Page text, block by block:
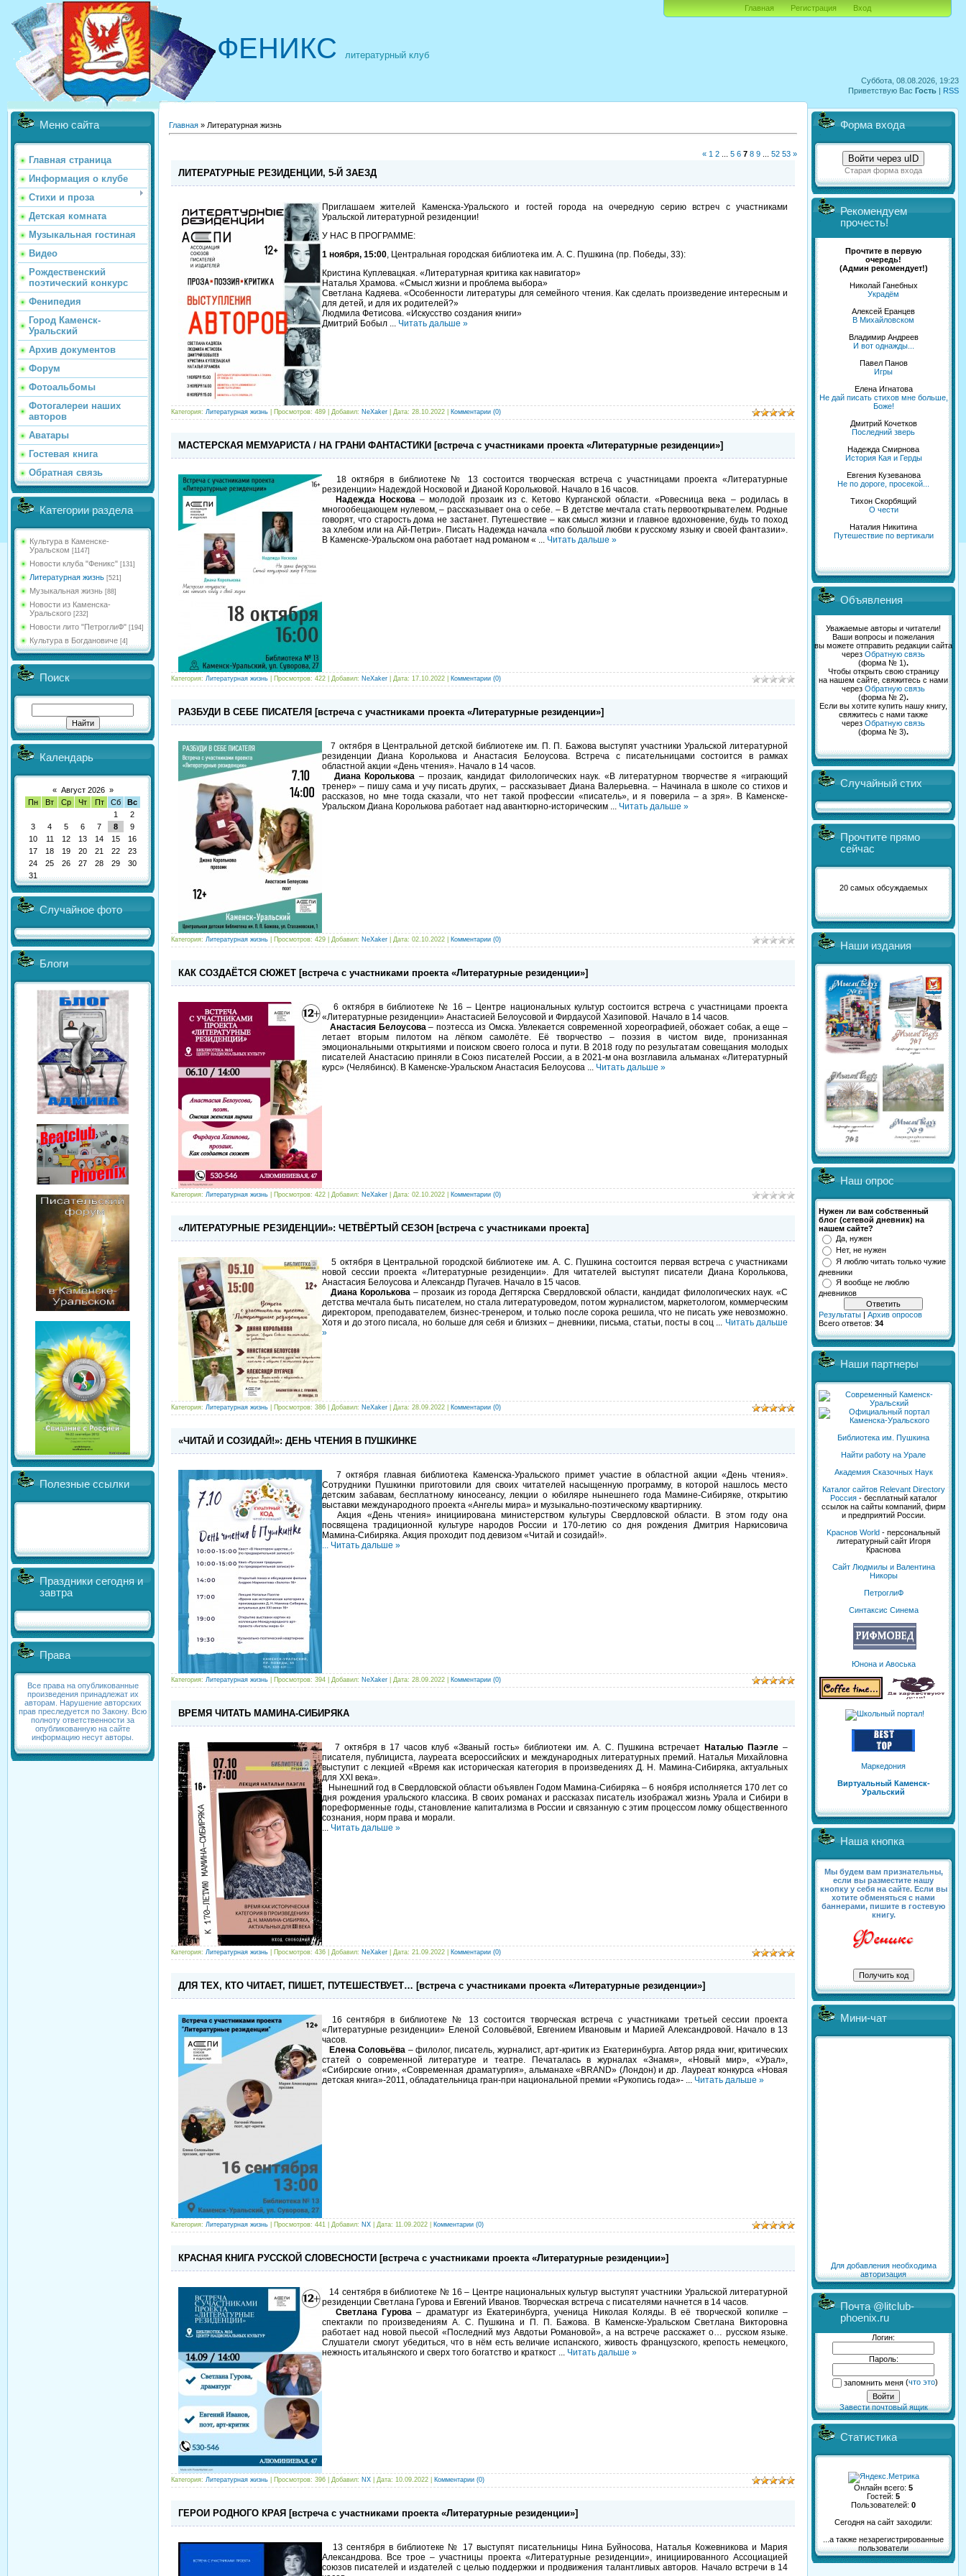
Суббота, 08.08.2026, 19:23
Приветствую Вас Гость | RSS
ФЕНИКС литературный клуб
Главная Регистрация Вход
Меню сайта
Главная страница
Информация о клубе
Стихи и проза
Детская комната
Музыкальная гостиная
Видео
Рождественский
поэтический конкурс
Фенипедия
Город Каменск-
Уральский
Архив документов
Форум
Фотоальбомы
Фотогалереи наших
авторов
Аватары
Гостевая книга
Обратная связь
Категории раздела
Культура в Каменске-
Уральском [1147]
Новости клуба "Феникс" [131]
Литературная жизнь [521]
Музыкальная жизнь [88]
Новости из Каменска-
Уральского [232]
Новости лито "ПетроглиФ" [194]
Культура в Богдановиче [4]
Поиск
Календарь
« Август 2026 »
Пн
Вт Ср Чт Пт Сб
Вс
1
2
3
4 5 6 7 8
9
10
11 12 13 14 15
16
17
18 19 20 21 22
23
24
25 26 27 28 29
30
31
Случайное фото
Блоги
Полезные ссылки
Праздники сегодня и
завтра
Права
Все права на опубликованные
произведения принадлежат их
авторам. Нарушение авторских
прав преследуется по Закону. Всю
полноту ответственности за
опубликованную на сайте
информацию несут авторы.
Главная » Литературная жизнь
« 1 2 5 6 7 8 9 52 53 »
ЛИТЕРАТУРНЫЕ РЕЗИДЕНЦИИ, 5-Й ЗАЕЗД
Приглашаем жителей Каменска-Уральского и гостей города на очередную серию встреч с участниками
Уральской литературной резиденции!
У НАС В ПРОГРАММЕ:
1 ноября, 15:00, Центральная городская библиотека им. А. С. Пушкина (пр. Победы, 33):
Кристина Куплевацкая. «Литературная критика как навигатор»
Наталья Храмова. «Смысл жизни и проблема выбора»
Светлана Кадяева. «Особенности литературы для семейного чтения. Как сделать произведение интересным и
для детей, и для их родителей?»
Людмила Фетисова. «Искусство создания книги»
Дмитрий Бобыл ... Читать дальше »
Категория: Литературная жизнь | Просмотров: 489 | Добавил: NeXaker | Дата: 28.10.2022 Комментарии (0)
МАСТЕРСКАЯ МЕМУАРИСТА / НА ГРАНИ ФАНТАСТИКИ [встреча с участниками проекта «Литературные резиденции»]
18 октября в библиотеке № 13 состоится творческая встреча с участницами проекта «Литературные
резиденции» Надеждой Носковой и Дианой Корольковой. Начало в 16 часов.
Надежда Носкова– молодой прозаик из с. Кетово Курганской области. «Ровесница века – родилась в
многообещающем нулевом, – рассказывает она о себе. – В детстве мечтала стать первооткрывателем. Родные
говорят, что старость дома не застанет. Путешествие – как смысл жизни и главное вдохновение, будь то поход
за хлебом или на Ай-Петри». Писать Надежда начала «по большой любви к русскому языку и своей фантазии».
В Каменске-Уральском она работает над романом « ... Читать дальше »
Категория: Литературная жизнь | Просмотров: 422 | Добавил: NeXaker | Дата: 17.10.2022 Комментарии (0)
РАЗБУДИ В СЕБЕ ПИСАТЕЛЯ [встреча с участниками проекта «Литературные резиденции»]
7 октября в Центральной детской библиотеке им. П. П. Бажова выступят участники Уральской литературной
резиденции Диана Королькова и Анастасия Белоусова. Встреча с писательницами состоится в рамках
областной акции «День чтения». Начало в 14 часов.
Диана Королькова – прозаик, кандидат филологических наук. «В литературном творчестве я «играющий
тренер» – пишу сама и учу писать других, – рассказывает Диана Валерьевна. – Начинала в школе со стихов и
рассказов, но мне тогда сказали, что нет такой профессии «писатель», и я поверила – а зря». В Каменске-
Уральском Диана Королькова работает над авантюрно-историческим ... Читать дальше »
Категория: Литературная жизнь | Просмотров: 429 | Добавил: NeXaker | Дата: 02.10.2022 Комментарии (0)
КАК СОЗДАЁТСЯ СЮЖЕТ [встреча с участниками проекта «Литературные резиденции»]
6 октября в библиотеке № 16 – Центре национальных культур состоится встреча с участницами проекта
«Литературные резиденции» Анастасией Белоусовой и Фирдаусой Хазиповой. Начало в 14 часов.
Анастасия Белоусова– поэтесса из Омска. Увлекается современной хореографией, обожает собак, а еще –
летает вторым пилотом на лёгком самолёте. Её творчество – поэзия в чистом виде, пронизанная
эмоциональными открытиями и поиском своего голоса и пути. В 2018 году по результатам совещания молодых
писателей Анастасию приняли в Союз писателей России, а в 2021-м она возглавила альманах «Литературный
курс» (Челябинск). В Каменске-Уральском Анастасия Белоусова ... Читать дальше »
Категория: Литературная жизнь | Просмотров: 422 | Добавил: NeXaker | Дата: 02.10.2022 Комментарии (0)
«ЛИТЕРАТУРНЫЕ РЕЗИДЕНЦИИ»: ЧЕТВЁРТЫЙ СЕЗОН [встреча с участниками проекта]
5 октября в Центральной городской библиотеке им. А. С. Пушкина состоится первая встреча с участниками
новой сессии проекта «Литературные резиденции». Для читателей выступят писатели Диана Королькова,
Анастасия Белоусова и Александр Пугачев. Начало в 15 часов.
Диана Королькова– прозаик из города Дегтярска Свердловской области, кандидат филологических наук. «С
детства мечтала быть писателем, но стала литературоведом, потом журналистом, маркетологом, коммерческим
директором, преподавателем, бизнес-тренером, и только после сорока решила, что не писать уже невозможно.
Хотя и до этого писала, но больше для себя и близких – дневники, письма, статьи, посты в соц ... Читать дальше
»
Категория: Литературная жизнь | Просмотров: 386 | Добавил: NeXaker | Дата: 28.09.2022 Комментарии (0)
«ЧИТАЙ И СОЗИДАЙ!»: ДЕНЬ ЧТЕНИЯ В ПУШКИНКЕ
7 октября главная библиотека Каменска-Уральского примет участие в областной акции «День чтения».
Сотрудники Пушкинки приготовили для своих читателей насыщенную программу, в которой нашлось место
детским забавам, бесплатному киносеансу, лекции о юбиляре нынешнего года Мамине-Сибиряке, открытию
выставки международного проекта «Ангелы мира» и музыкально-поэтическому квартирнику.
Акция «День чтения» инициирована министерством культуры Свердловской области. В этом году она
посвящена традиционной культуре народов России и 170-летию со дня рождения Дмитрия Наркисовича
Мамина-Сибиряка. Акция проходит под девизом «Читай и созидай!».
... Читать дальше »
Категория: Литературная жизнь | Просмотров: 394 | Добавил: NeXaker | Дата: 28.09.2022 Комментарии (0)
ВРЕМЯ ЧИТАТЬ МАМИНА-СИБИРЯКА
7 октября в 17 часов клуб «Званый гость» библиотеки им. А. С. Пушкина встречаетНаталью Паэгле –
писателя, публициста, лауреата всероссийских и международных литературных премий. Наталья Михайловна
выступит с лекцией «Время как историческая категория в произведениях Д. Н. Мамина-Сибиряка, актуальных
для XXI века».
Нынешний год в Свердловской области объявлен Годом Мамина-Сибиряка – 6 ноября исполняется 170 лет со
дня рождения уральского классика. В своих романах и рассказах писатель изображал жизнь Урала и Сибири в
пореформенные годы, становление капитализма в России и связанную с этим процессом ломку общественного
сознания, норм права и морали.
... Читать дальше »
Категория: Литературная жизнь | Просмотров: 436 | Добавил: NeXaker | Дата: 21.09.2022 Комментарии (0)
ДЛЯ ТЕХ, КТО ЧИТАЕТ, ПИШЕТ, ПУТЕШЕСТВУЕТ… [встреча с участниками проекта «Литературные резиденции»]
16 сентября в библиотеке № 13 состоится творческая встреча с участниками третьей сессии проекта
«Литературные резиденции» Еленой Соловьёвой, Евгением Ивановым и Марией Александровой. Начало в 13
часов.
Елена Соловьёва – филолог, писатель, журналист, арт-критик из Екатеринбурга. Автор ряда книг, критических
статей о современной литературе и театре. Печаталась в журналах «Знамя», «Новый мир», «Урал»,
«Сибирские огни», «Современная драматургия», альманахе «BRAND» (Лондон) и др. Лауреат конкурса «Новая
детская книга»-2011, обладательница гран-при национальной премии «Рукопись года»- ... Читать дальше »
Категория: Литературная жизнь | Просмотров: 441 | Добавил: NX | Дата: 11.09.2022 Комментарии (0)
КРАСНАЯ КНИГА РУССКОЙ СЛОВЕСНОСТИ [встреча с участниками проекта «Литературные резиденции»]
14 сентября в библиотеке № 16 – Центре национальных культур выступят участники Уральской литературной
резиденции Светлана Гурова и Евгений Иванов. Творческая встреча с писателями начнется в 14 часов.
Светлана Гурова – драматург из Екатеринбурга, ученица Николая Коляды. В её творческой копилке –
спектакли по произведениям А. С. Пушкина и П. П. Бажова. В Каменске-Уральском Светлана Викторовна
работает над новой пьесой «Последний муз Авдотьи Романовой», а на встрече расскажет о… русском языке.
Слушатели смогут убедиться, что в нём есть величие испанского, живость французского, крепость немецкого,
нежность итальянского и сверх того богатство и краткост ... Читать дальше »
Категория: Литературная жизнь | Просмотров: 396 | Добавил: NX | Дата: 10.09.2022 Комментарии (0)
ГЕРОИ РОДНОГО КРАЯ [встреча с участниками проекта «Литературные резиденции»]
13 сентября в библиотеке № 17 выступят писательницы Нина Буйносова, Наталья Кожевникова и Мария
Александрова. Все трое – участницы проекта «Литературные резиденции», инициированного Ассоциацией
союзов писателей и издателей с целью поддержки и продвижения талантливых авторов. Начало встречи в 14
Форма входа
Войти через uID
Старая форма входа
Рекомендуем
прочесть!
Прочтите в первую
очередь!
(Админ рекомендует!)
Николай Ганебных
Украдём
Алексей Еранцев
В Михайловском
Владимир Андреев
И вот однажды...
Павел Панов
Игры
Елена Игнатова
Не дай писать стихов мне больше,
Боже!
Дмитрий Кочетков
Последний зверь
Надежда Смирнова
История Кая и Герды
Евгения Кузеванова
Не по дороге, просекой...
Тихон Скорбящий
О чести
Наталия Никитина
Путешествие по вертикали
Объявления
Уважаемые авторы и читатели!
Ваши вопросы и пожелания
вы можете отправить редакции сайта
через Обратную связь
(форма № 1).
Чтобы открыть свою страницу
на нашем сайте, свяжитесь с нами
через Обратную связь
(форма № 2).
Если вы хотите купить нашу книгу,
свяжитесь с нами также
через Обратную связь
(форма № 3).
Случайный стих
Прочтите прямо
сейчас
20 самых обсуждаемых
Наши издания
Наш опрос
Нужен ли вам собственный
блог (сетевой дневник) на
нашем сайте?
Да, нужен
Нет, не нужен
Я люблю читать только чужие
дневники
Я вообще не люблю
дневников
Результаты
Архив опросов
Всего ответов: 34
Наши партнеры
Библиотека им. Пушкина
Найти работу на Урале
Академия Сказочных Наук
Каталог сайтов Relevant Directory
Россия- бесплатный каталог
ссылок на сайты компаний, фирм
и предприятий России.
Kраснов World - персональный
литературный сайт Игоря
Краснова
Сайт Людмилы и Валентина
Никоры
ПетроглиФ
Синтаксис Синема
Юнона и Авоська
Маркедония
Виртуальный Каменск-
Уральский
Наша кнопка
Мы будем вам признательны,
если вы разместите нашу
кнопку у себя на сайте. Если вы
хотите обменяться с нами
баннерами, пишите в гостевую
книгу.
Мини-чат
Для добавления необходима
авторизация
Почта @litclub-
phoenix.ru
Логин:
Пароль:
запомнить меня(что это)
Завести почтовый ящик
Статистика
Онлайн всего: 5
Гостей: 5
Пользователей: 0
Сегодня на сайт заходили:
...а также незарегистрированные
пользователи